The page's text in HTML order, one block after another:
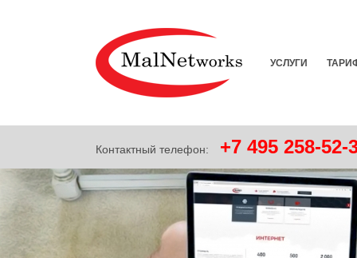
УСЛУГИ
Контактный телефон: +7 495 258-52-